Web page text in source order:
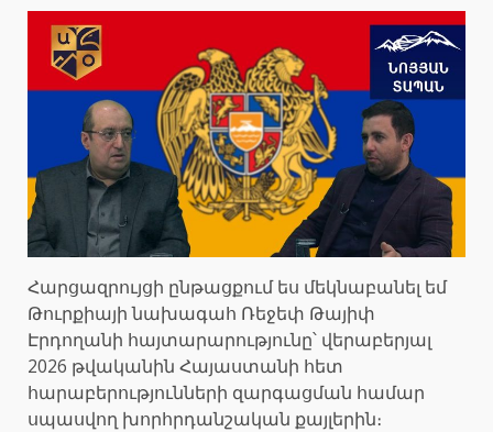
Հարցազրույցի ընթացքում ես մեկնաբանել եմ
Թուրքիայի նախագահ Ռեջեփ Թայիփ
Էրդողանի հայտարարությունը՝ վերաբերյալ
2026 թվականին Հայաստանի հետ
հարաբերությունների զարգացման համար
սպասվող խորհրդանշական քայլերին։